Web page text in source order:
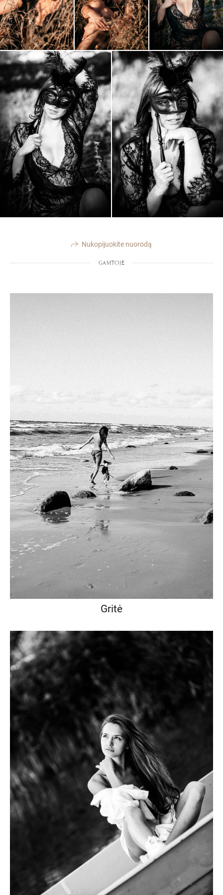
Nukopijuokite nuorodą
GAMTOJE
Gritė